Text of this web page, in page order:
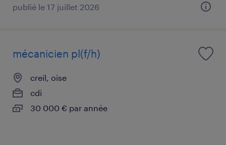
publié le 17 juillet 2026
mécanicien pl(f/h)
creil, oise
cdi
30 000 € par année